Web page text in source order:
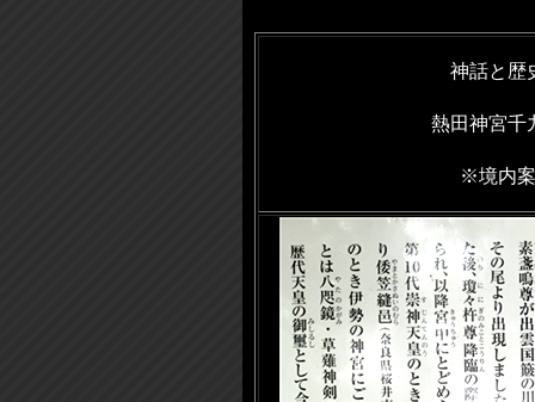
神話と歴
熱田神宮千
※境内